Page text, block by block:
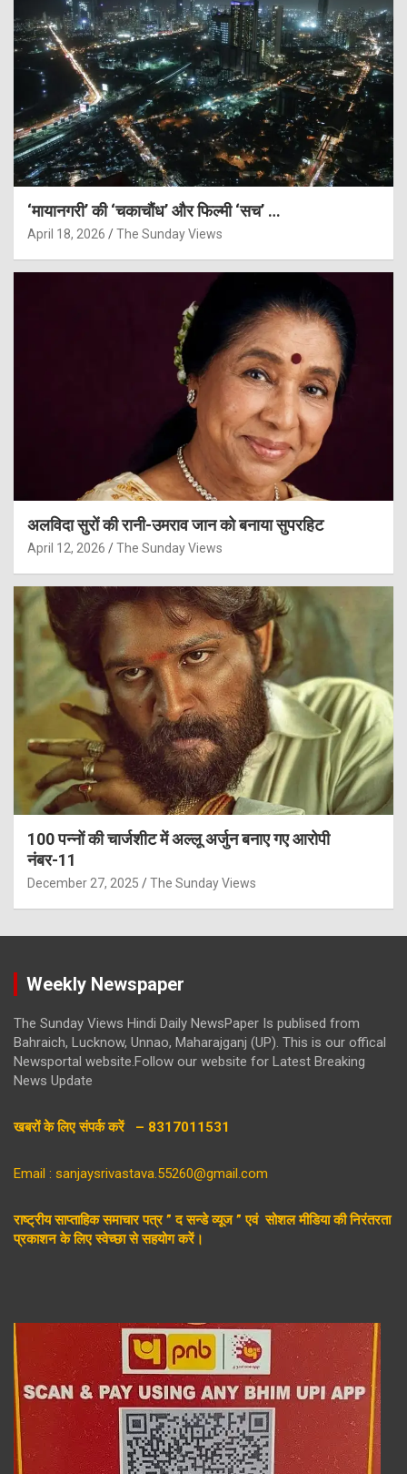
‘मायानगरी’ की ‘चकाचौंध’ और फिल्मी ‘सच’ …
April 18, 2026 The Sunday Views
अलविदा सुरों की रानी-उमराव जान को बनाया सुपरहिट
April 12, 2026 The Sunday Views
100 पन्नों की चार्जशीट में अल्लू अर्जुन बनाए गए आरोपी
नंबर-11
December 27, 2025 The Sunday Views
Weekly Newspaper
The Sunday Views Hindi Daily NewsPaper Is publised from
Bahraich, Lucknow, Unnao, Maharajganj (UP). This is our offical
Newsportal website.Follow our website for Latest Breaking
News Update
खबरों के लिए संपर्क करें – 8317011531
Email : sanjaysrivastava.55260@gmail.com
राष्ट्रीय साप्ताहिक समाचार पत्र ” द सन्डे व्यूज ” एवं सोशल मीडिया की निरंतरता
प्रकाशन के लिए स्वेच्छा से सहयोग करें।